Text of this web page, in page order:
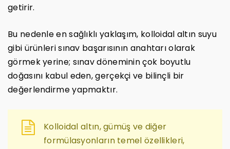
getirir.
Bu nedenle en sağlıklı yaklaşım, kolloidal altın suyu
gibi ürünleri sınav başarısının anahtarı olarak
görmek yerine; sınav döneminin çok boyutlu
doğasını kabul eden, gerçekçi ve bilinçli bir
değerlendirme yapmaktır.
Kolloidal altın, gümüş ve diğer
formülasyonların temel özellikleri,